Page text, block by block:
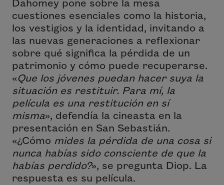
cuestiones esenciales como la historia,
los vestigios y la identidad, invitando a
las nuevas generaciones a reflexionar
sobre qué significa la pérdida de un
patrimonio y cómo puede recuperarse.
«Que los jóvenes puedan hacer suya la
situación es restituir. Para mí, la
película es una restitución en sí
misma», defendía la cineasta en la
presentación en San Sebastián.
«¿Cómo mides la pérdida de una cosa si
nunca habías sido consciente de que la
habías perdido?», se pregunta Diop. La
respuesta es su película.